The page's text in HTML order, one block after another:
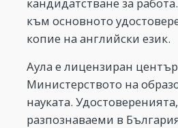
към основното
копие на английски език.
Аула е лицензиран
Министерството на
науката.
разпознаваеми в